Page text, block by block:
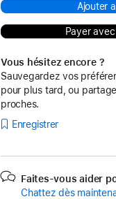
Ajouter
Payer
Vous hésitez encore ?
Sauvegardez vos
pour plus tard, ou
proches.
Enregistrer
Faites-vous aider
Chattez dès